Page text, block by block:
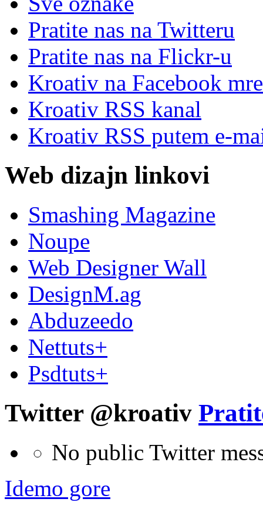
Pratite nas na Twitteru
Pratite nas na Flickr-u
Kroativ na Facebook
Kroativ RSS kanal
Kroativ RSS putem e-
Web dizajn linkovi
Smashing Magazine
Noupe
Web Designer Wall
DesignM.ag
Abduzeedo
Nettuts+
Psdtuts+
Twitter @kroativ
No public Twitter
Idemo gore